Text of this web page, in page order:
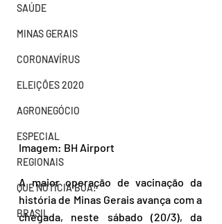
SAÚDE
MINAS GERAIS
CORONAVÍRUS
ELEIÇÕES 2020
AGRONEGÓCIO
ESPECIAL
REGIONAIS
QUE NOTÍCIA BOA!
BRASIL
Imagem: BH Airport
A maior operação de vacinação da
história de Minas Gerais avança com a
chegada, neste sábado (20/3), da